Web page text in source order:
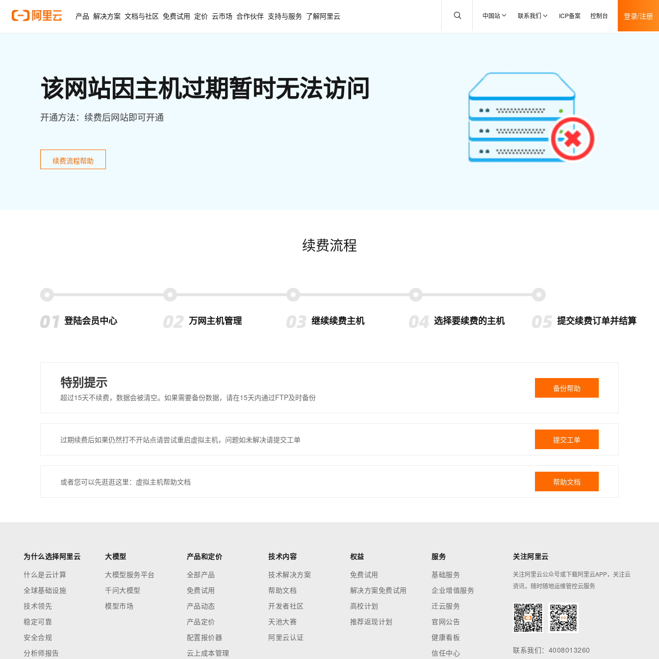
产品 解决方案 文档与社区 免费试用 定价 云市场 合作伙伴 支持与服务 了解阿里云 中国站 联系我们 ICP备案 控制台 登录/注册
该网站因主机过期暂时无法访问
开通方法：续费后网站即可开通
续费流程帮助
续费流程
登陆会员中心 万网主机管理 继续续费主机 选择要续费的主机 提交续费订单并结算
特别提示
超过15天不续费，数据会被清空。如果需要备份数据，请在15天内通过FTP及时备份
备份帮助
过期续费后如果仍然打不开站点请尝试重启虚拟主机，问题如未解决请提交工单 提交工单
或者您可以先逛逛这里：虚拟主机帮助文档 帮助文档